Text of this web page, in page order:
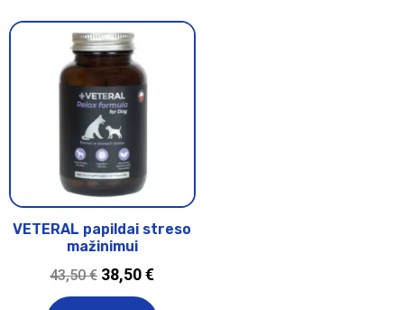
VETERAL papildai streso
mažinimui
43,50€ 38,50€